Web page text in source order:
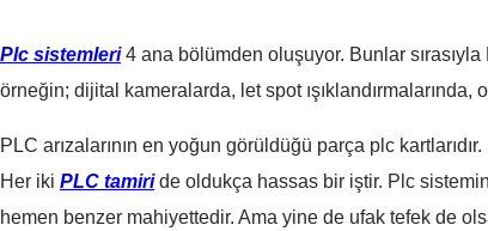
Plc sistemleri4 ana bölümden oluşuyor. Bunlar
örneğin; dijital kameralarda, let spot
PLC arızalarının en yoğun görüldüğü parça plc
Her iki PLC tamiride oldukça hassas bir iştir. Plc
hemen benzer mahiyettedir. Ama yine de ufak tefek de